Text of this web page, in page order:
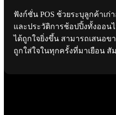
ฟังก์ชั่น POS ช้วยระบุลูกค้าเก่
และประวัติการช้อปปิ้งทั้งออน
ได้ถูกใจยิ่งขึ้น สามารถเสนอข
ถูกใส่ใจในทุกครั้งที่มาเยือน